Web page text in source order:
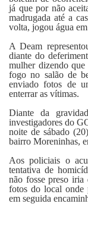
já que por não
madrugada até a
volta, jogou água
A Deam
diante do
mulher dizendo
fogo no salão de
enviado fotos de
enterrar as vítimas.
Diante da
investigadores do
noite de sábado
bairro Moreninhas,
Aos policiais o
tentativa de
não fosse preso
fotos do local onde
em seguida